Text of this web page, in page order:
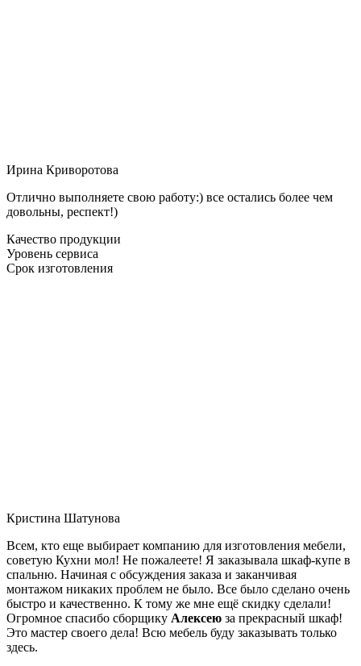
Ирина Криворотова
Отлично выполняете свою работу:) все остались более чем
довольны, респект!)
Качество продукции
Уровень сервиса
Срок изготовления
Кристина Шатунова
Всем, кто еще выбирает компанию для изготовления мебели,
советую Кухни мол! Не пожалеете! Я заказывала шкаф-купе в
спальню. Начиная с обсуждения заказа и заканчивая
монтажом никаких проблем не было. Все было сделано очень
быстро и качественно. К тому же мне ещё скидку сделали!
Огромное спасибо сборщику Алексею за прекрасный шкаф!
Это мастер своего дела! Всю мебель буду заказывать только
здесь.